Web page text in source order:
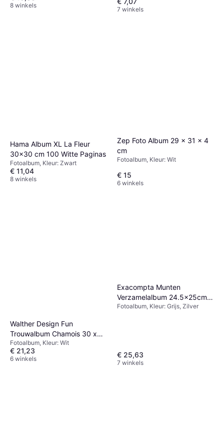
8 winkels
7 winkels
Hama Album XL La Fleur
30x30 cm 100 Witte Paginas
Fotoalbum, Kleur: Zwart
€ 11,04
8 winkels
Zep Foto Album 29 x 31 x 4
cm
Fotoalbum, Kleur: Wit
€ 15
6 winkels
Walther Design Fun
Trouwalbum Chamois 30 x
30 cm
Fotoalbum, Kleur: Wit
€ 21,23
6 winkels
Exacompta Munten
Verzamelalbum 24.5x25cm
Metallic Grijs
Fotoalbum, Kleur: Grijs, Zilver
€ 25,63
7 winkels